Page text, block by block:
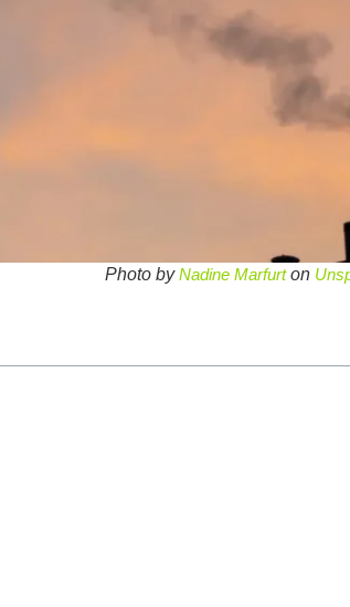
Photo byNadine Marfurton